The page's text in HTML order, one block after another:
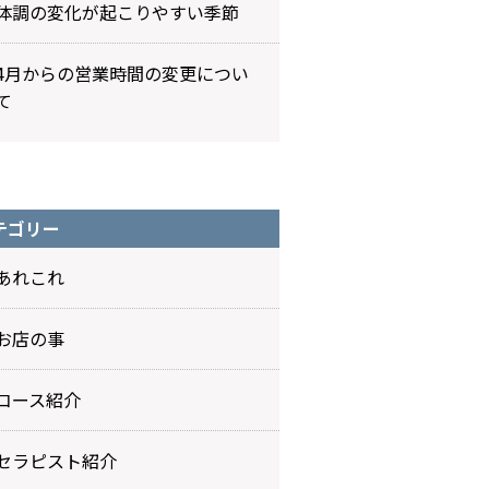
調の変化が起こりやすい季節
からの営業時間の変更につい
ゴリー
れこれ
店の事
ース紹介
ラピスト紹介